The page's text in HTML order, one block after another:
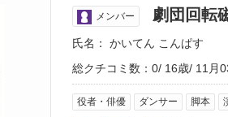
メンバー 劇団回転
氏名： かいてん こんぱす
総クチコミ数：0 16歳 11月
役者・俳優 ダンサー 脚本